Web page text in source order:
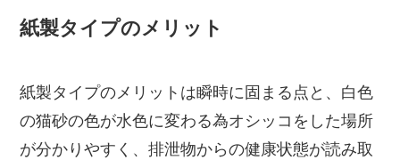
紙製タイプのメリット
紙製タイプのメリットは瞬時に固まる点と、白色
の猫砂の色が水色に変わる為オシッコをした場所
が分かりやすく、排泄物からの健康状態が読み取